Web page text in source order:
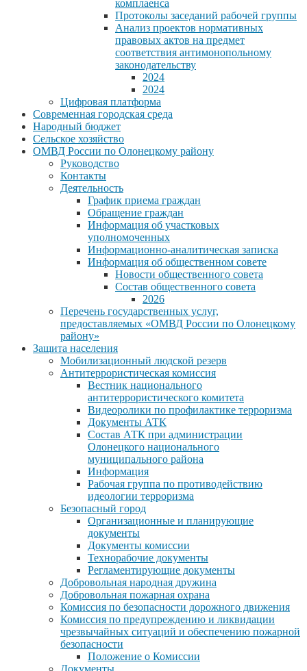
комплаенса
Протоколы заседаний рабочей группы
Анализ проектов нормативных
правовых актов на предмет
соответствия антимонопольному
законодательству
2024
2024
Цифровая платформа
Современная городская среда
Народный бюджет
Сельское хозяйство
ОМВД России по Олонецкому району
Руководство
Контакты
Деятельность
График приема граждан
Обращение граждан
Информация об участковых
уполномоченных
Информационно-аналитическая записка
Информация об общественном совете
Новости общественного совета
Состав общественного совета
2026
Перечень государственных услуг,
предоставляемых «ОМВД России по Олонецкому
району»
Защита населения
Мобилизационный людской резерв
Антитеррористическая комиссия
Вестник национального
антитеррористического комитета
Видеоролики по профилактике терроризма
Документы АТК
Состав АТК при администрации
Олонецкого национального
муниципального района
Информация
Рабочая группа по противодействию
идеологии терроризма
Безопасный город
Организационные и планирующие
документы
Документы комиссии
Технорабочие документы
Регламентирующие документы
Добровольная народная дружина
Добровольная пожарная охрана
Комиссия по безопасности дорожного движения
Комиссия по предупреждению и ликвидации
чрезвычайных ситуаций и обеспечению пожарной
безопасности
Положение о Комиссии
Документы